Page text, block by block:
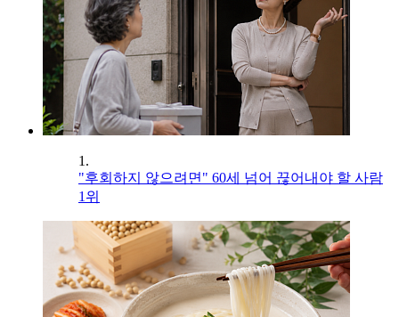
1.
"후회하지 않으려면" 60세 넘어 끊어내야 할 사람
1위